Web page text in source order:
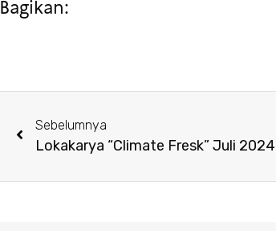
Bagikan:
Sebelumnya
Lokakarya “Climate Fresk” Juli 2024